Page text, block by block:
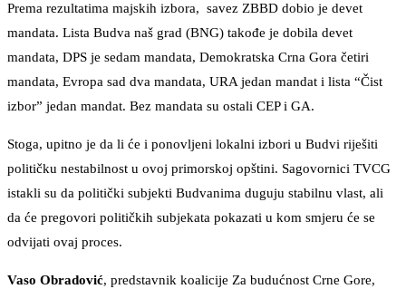
Prema rezultatima majskih izbora, savez ZBBD dobio je devet
mandata. Lista Budva naš grad (BNG) takođe je dobila devet
mandata, DPS je sedam mandata, Demokratska Crna Gora četiri
mandata, Evropa sad dva mandata, URA jedan mandat i lista “Čist
izbor” jedan mandat. Bez mandata su ostali CEP i GA.
Stoga, upitno je da li će i ponovljeni lokalni izbori u Budvi riješiti
političku nestabilnost u ovoj primorskoj opštini. Sagovornici TVCG
istakli su da politički subjekti Budvanima duguju stabilnu vlast, ali
da će pregovori političkih subjekata pokazati u kom smjeru će se
odvijati ovaj proces.
Vaso Obradović, predstavnik koalicije Za budućnost Crne Gore,